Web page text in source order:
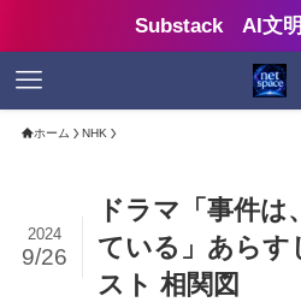
Substack AI文
ホーム NHK
ドラマ「事件
ている」あらす
スト 相関図
2024
9/26